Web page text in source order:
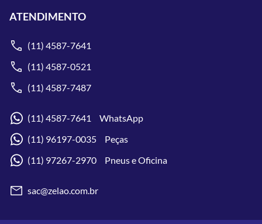
ATENDIMENTO
(11) 4587-7641
(11) 4587-0521
(11) 4587-7487
(11) 4587-7641 WhatsApp
(11) 96197-0035 Peças
(11) 97267-2970 Pneus e Oficina
sac@zelao.com.br